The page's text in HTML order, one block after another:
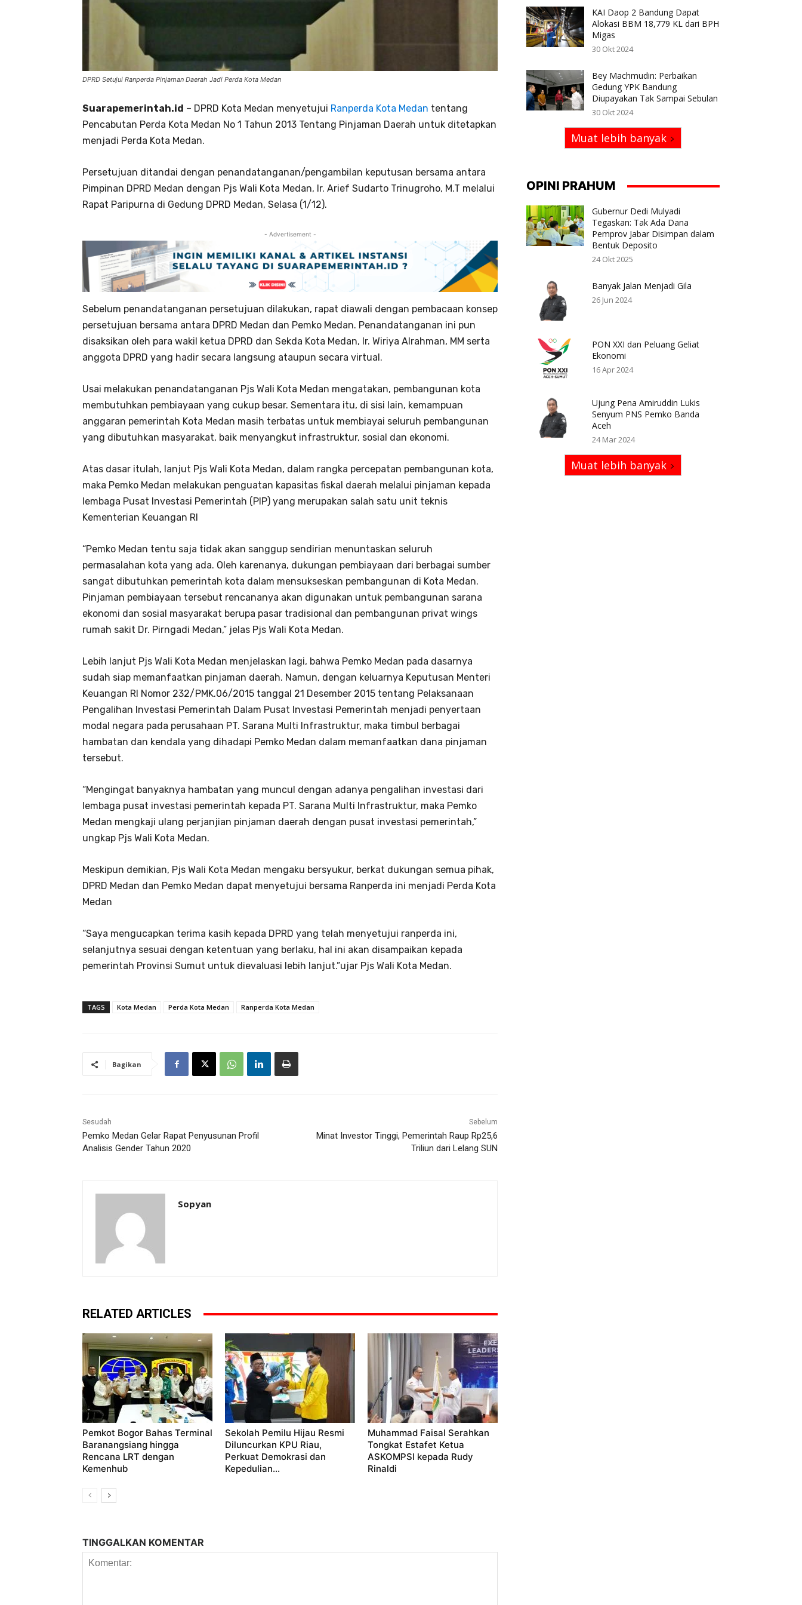
DPRD Setujui Ranperda Pinjaman Daerah Jadi Perda Kota Medan
Suarapemerintah.id – DPRD Kota Medan menyetujui Ranperda Kota Medan tentang
Pencabutan Perda Kota Medan No 1 Tahun 2013 Tentang Pinjaman Daerah untuk ditetapkan
menjadi Perda Kota Medan.
Persetujuan ditandai dengan penandatanganan/pengambilan keputusan bersama antara
Pimpinan DPRD Medan dengan Pjs Wali Kota Medan, Ir. Arief Sudarto Trinugroho, M.T melalui
Rapat Paripurna di Gedung DPRD Medan, Selasa (1/12).
- Advertisement -
Sebelum penandatanganan persetujuan dilakukan, rapat diawali dengan pembacaan konsep
persetujuan bersama antara DPRD Medan dan Pemko Medan. Penandatanganan ini pun
disaksikan oleh para wakil ketua DPRD dan Sekda Kota Medan, Ir. Wiriya Alrahman, MM serta
anggota DPRD yang hadir secara langsung ataupun secara virtual.
Usai melakukan penandatanganan Pjs Wali Kota Medan mengatakan, pembangunan kota
membutuhkan pembiayaan yang cukup besar. Sementara itu, di sisi lain, kemampuan
anggaran pemerintah Kota Medan masih terbatas untuk membiayai seluruh pembangunan
yang dibutuhkan masyarakat, baik menyangkut infrastruktur, sosial dan ekonomi.
Atas dasar itulah, lanjut Pjs Wali Kota Medan, dalam rangka percepatan pembangunan kota,
maka Pemko Medan melakukan penguatan kapasitas fiskal daerah melalui pinjaman kepada
lembaga Pusat Investasi Pemerintah (PIP) yang merupakan salah satu unit teknis
Kementerian Keuangan RI
“Pemko Medan tentu saja tidak akan sanggup sendirian menuntaskan seluruh
permasalahan kota yang ada. Oleh karenanya, dukungan pembiayaan dari berbagai sumber
sangat dibutuhkan pemerintah kota dalam mensukseskan pembangunan di Kota Medan.
Pinjaman pembiayaan tersebut rencananya akan digunakan untuk pembangunan sarana
ekonomi dan sosial masyarakat berupa pasar tradisional dan pembangunan privat wings
rumah sakit Dr. Pirngadi Medan,” jelas Pjs Wali Kota Medan.
Lebih lanjut Pjs Wali Kota Medan menjelaskan lagi, bahwa Pemko Medan pada dasarnya
sudah siap memanfaatkan pinjaman daerah. Namun, dengan keluarnya Keputusan Menteri
Keuangan RI Nomor 232/PMK.06/2015 tanggal 21 Desember 2015 tentang Pelaksanaan
Pengalihan Investasi Pemerintah Dalam Pusat Investasi Pemerintah menjadi penyertaan
modal negara pada perusahaan PT. Sarana Multi Infrastruktur, maka timbul berbagai
hambatan dan kendala yang dihadapi Pemko Medan dalam memanfaatkan dana pinjaman
tersebut.
“Mengingat banyaknya hambatan yang muncul dengan adanya pengalihan investasi dari
lembaga pusat investasi pemerintah kepada PT. Sarana Multi Infrastruktur, maka Pemko
Medan mengkaji ulang perjanjian pinjaman daerah dengan pusat investasi pemerintah,”
ungkap Pjs Wali Kota Medan.
Meskipun demikian, Pjs Wali Kota Medan mengaku bersyukur, berkat dukungan semua pihak,
DPRD Medan dan Pemko Medan dapat menyetujui bersama Ranperda ini menjadi Perda Kota
Medan
“Saya mengucapkan terima kasih kepada DPRD yang telah menyetujui ranperda ini,
selanjutnya sesuai dengan ketentuan yang berlaku, hal ini akan disampaikan kepada
pemerintah Provinsi Sumut untuk dievaluasi lebih lanjut.”ujar Pjs Wali Kota Medan.
TAGS Kota Medan Perda Kota Medan Ranperda Kota Medan
Bagikan
Sesudah
Pemko Medan Gelar Rapat Penyusunan Profil
Analisis Gender Tahun 2020
Sebelum
Minat Investor Tinggi, Pemerintah Raup Rp25,6
Triliun dari Lelang SUN
Sopyan
RELATED ARTICLES
Pemkot Bogor Bahas Terminal
Baranangsiang hingga
Rencana LRT dengan
Kemenhub
Sekolah Pemilu Hijau Resmi
Diluncurkan KPU Riau,
Perkuat Demokrasi dan
Kepedulian...
Muhammad Faisal Serahkan
Tongkat Estafet Ketua
ASKOMPSI kepada Rudy
Rinaldi
TINGGALKAN KOMENTAR
KAI Daop 2 Bandung Dapat
Alokasi BBM 18,779 KL dari BPH
Migas
30 Okt 2024
Bey Machmudin: Perbaikan
Gedung YPK Bandung
Diupayakan Tak Sampai Sebulan
30 Okt 2024
Muat lebih banyak
OPINI PRAHUM
Gubernur Dedi Mulyadi
Tegaskan: Tak Ada Dana
Pemprov Jabar Disimpan dalam
Bentuk Deposito
24 Okt 2025
Banyak Jalan Menjadi Gila
26 Jun 2024
PON XXI dan Peluang Geliat
Ekonomi
16 Apr 2024
Ujung Pena Amiruddin Lukis
Senyum PNS Pemko Banda
Aceh
24 Mar 2024
Muat lebih banyak